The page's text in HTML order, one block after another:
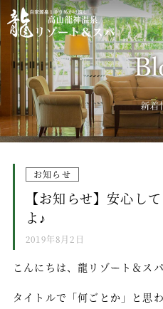
0120-
龍リゾート＆スパの魅力
客室
お料理
館内施設
過ごし方
大自然荘川高原
お知らせ
【お知らせ】安心し
よ♪
2019年8月2日
こんにちは、龍リゾート＆スパ
タイトルで「何ごとか」と思